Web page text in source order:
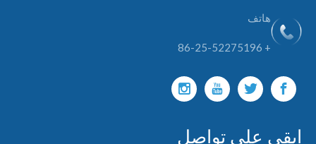
هاتف
+ 86-25-52275196
ابقى على تواصل